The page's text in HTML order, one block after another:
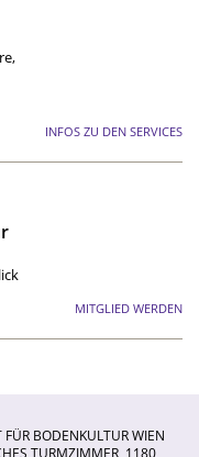
INFOS ZU DEN SERVICES
MITGLIED WERDEN
BODENKULTUR WIEN
TURMZIMMER, 1180 W